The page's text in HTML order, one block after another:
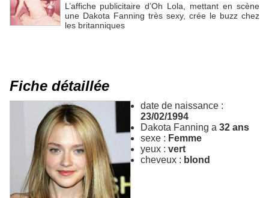
L’affiche publicitaire d’Oh Lola, mettant en scène
une Dakota Fanning très sexy, crée le buzz chez
les britanniques
Fiche détaillée
date de naissance :
23/02/1994
Dakota Fanning a 32 ans
sexe : Femme
yeux : vert
cheveux : blond